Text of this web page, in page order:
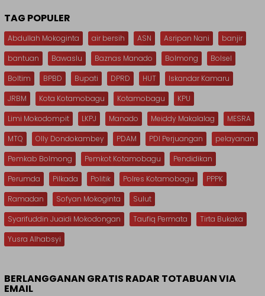
TAG POPULER
Abdullah Mokoginta air bersih ASN Asripan Nani
banjir
bantuan
Bawaslu Baznas Manado Bolmong
Bolsel
Boltim
BPBD Bupati DPRD HUT
Iskandar Kamaru
JRBM
Kota Kotamobagu Kotamobagu
KPU
Limi Mokodompit
LKPJ Manado Meiddy Makalalag
MESRA
MTQ
Olly Dondokambey PDAM PDI Perjuangan
pelayanan
Pemkab Bolmong
Pemkot Kotamobagu
Pendidikan
Perumda
Pilkada Politik Polres Kotamobagu
PPPK
Ramadan
Sofyan Mokoginta
Sulut
Syarifuddin Juaidi Mokodongan
Taufiq Permata
Tirta Bukaka
Yusra Alhabsyi
BERLANGGANAN GRATIS RADAR TOTABUAN VIA
EMAIL